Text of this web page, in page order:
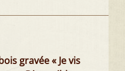
gravée « Je vis